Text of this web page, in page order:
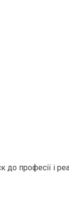
до професії і